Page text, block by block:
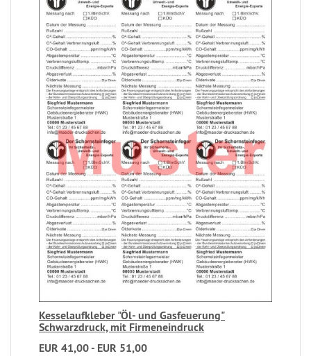
Kesselaufkleber "Öl- und Gasfeuerung"
Schwarzdruck, mit Firmeneindruck
EUR 41,00 - EUR 51,00